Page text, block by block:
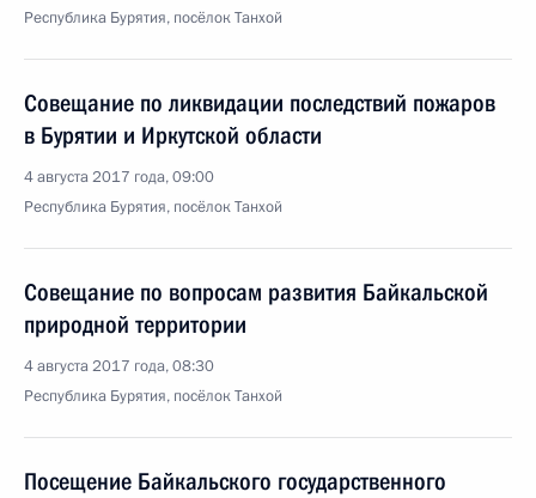
Республика Бурятия, посёлок Танхой
Совещание по ликвидации последствий пожаров
в Бурятии и Иркутской области
4 августа 2017 года, 09:00
Республика Бурятия, посёлок Танхой
Совещание по вопросам развития Байкальской
природной территории
4 августа 2017 года, 08:30
Республика Бурятия, посёлок Танхой
Посещение Байкальского государственного